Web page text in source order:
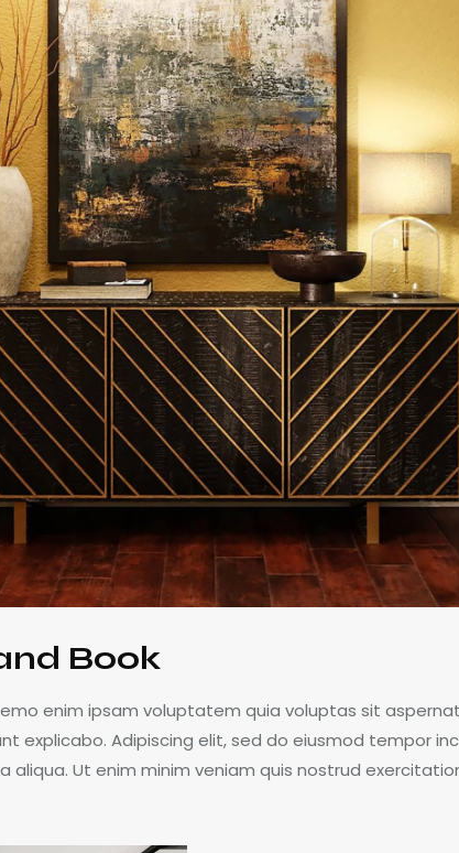
Book
enim ipsam voluptatem quia voluptas sit
explicabo. Adipiscing elit, sed do eiusmod tempor
aliqua. Ut enim minim veniam quis nostrud